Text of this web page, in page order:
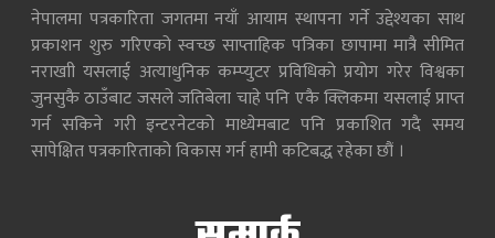
नेपालमा पत्रकारिता जगतमा नयाँ आयाम स्थापना गर्ने उद्देश्यका साथ
प्रकाशन शुरु गरिएको स्वच्छ साप्ताहिक पत्रिका छापामा मात्रै सीमित
नराखाी यसलाई अत्याधुनिक कम्प्युटर प्रविधिको प्रयोग गरेर विश्वका
जुनसुकै ठाउँबाट जसले जतिबेला चाहे पनि एकै क्लिकमा यसलाई प्राप्त
गर्न सकिने गरी इन्टरनेटको माध्येमबाट पनि प्रकाशित गदै समय
सापेक्षित पत्रकारिताको विकास गर्न हामी कटिबद्ध रहेका छौं ।